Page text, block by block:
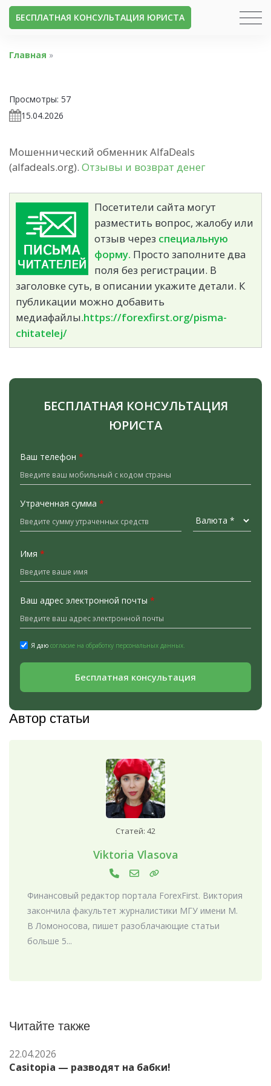
БЕСПЛАТНАЯ КОНСУЛЬТАЦИЯ ЮРИСТА
Главная »
Просмотры: 57
15.04.2026
Мошеннический обменник AlfaDeals
(alfadeals.org). Отзывы и возврат денег
Посетители сайта могут
разместить вопрос, жалобу или
отзыв через специальную
форму. Просто заполните два
поля без регистрации. В
заголовке суть, в описании укажите детали. К
публикации можно добавить
медиафайлы.https://forexfirst.org/pisma-
chitatelej/
БЕСПЛАТНАЯ КОНСУЛЬТАЦИЯ
ЮРИСТА
Ваш телефон *
Утраченная сумма *
Имя *
Ваш адрес электронной почты *
Я даю согласие на обработку персональных данных.
Бесплатная консультация
Автор статьи
Статей: 42
Viktoria Vlasova
Финансовый редактор портала ForexFirst. Виктория
закончила факультет журналистики МГУ имени М.
В Ломоносова, пишет разоблачающие статьи
больше 5...
Читайте также
22.04.2026
Casitopia — разводят на бабки!